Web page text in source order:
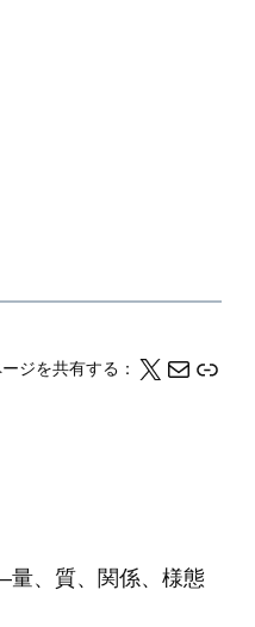
ジを共有する： X メール このページの情報をクリップボードにコピーする
量、質、関係、様態